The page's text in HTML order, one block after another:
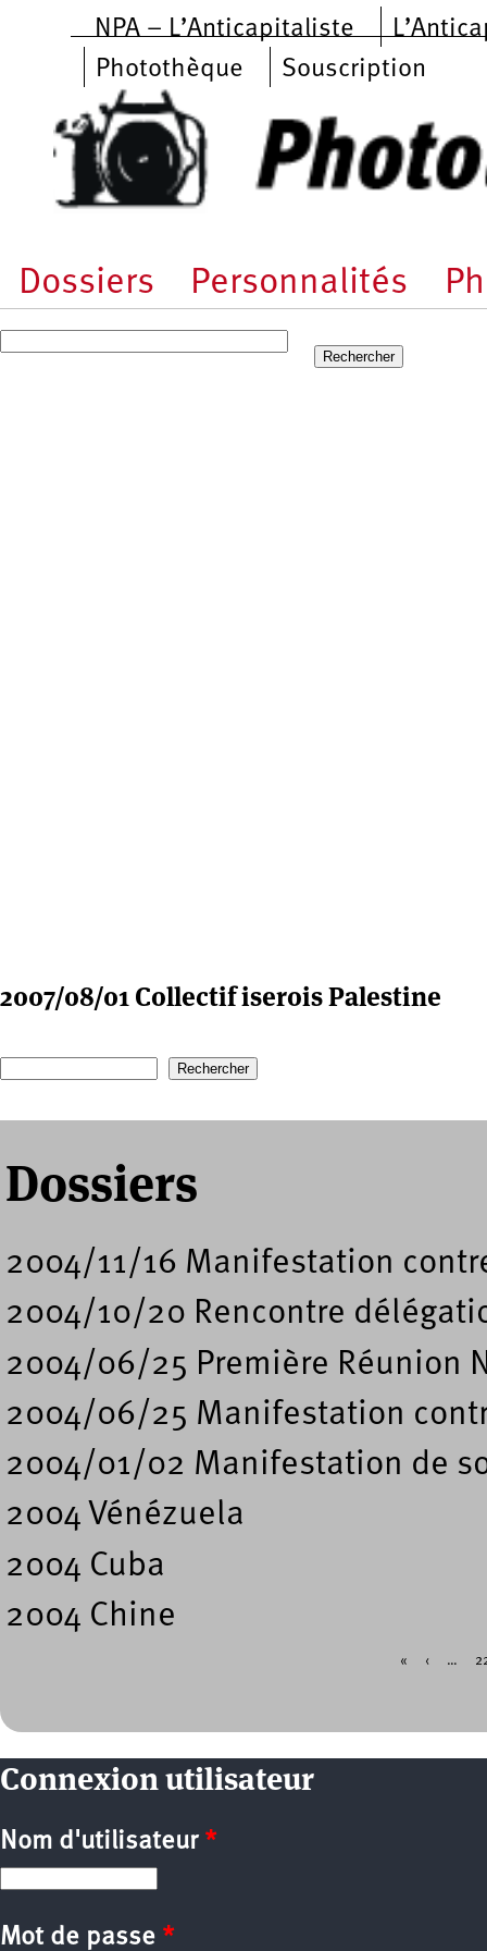
Aller au contenu principal
NPA – L’Anticapitaliste
Photothèque
Souscription
Dossiers Personnalités
2007/08/01 Collectif iserois Palestine
Formulaire de recherche
Dossiers
2004/11/16 Manifestation
2004/10/20 Rencontre
2004/06/25 Première Réunion
2004/06/25 Manifestation
2004/01/02 Manifestation de
2004 Vénézuela
2004 Cuba
2004 Chine
« ‹ …
Connexion utilisateur
Nom d'utilisateur *
Mot de passe *